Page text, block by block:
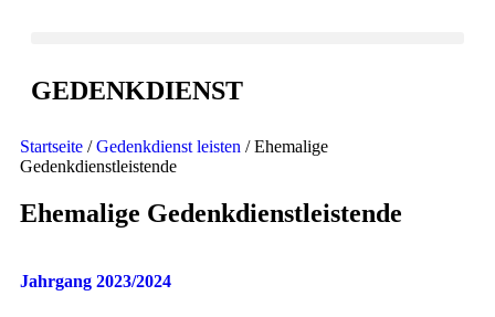
GEDENKDIENST
Startseite /Gedenkdienst leisten / Ehemalige
Gedenkdienstleistende
Ehemalige Gedenkdienstleistende
Jahrgang 2023/2024